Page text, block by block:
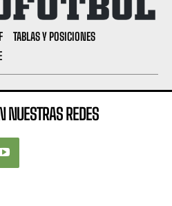
TABLAS Y POSICIONES
NUESTRAS REDES